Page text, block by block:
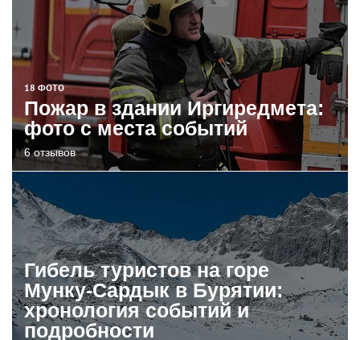
18 ФОТО
Пожар в здании Иргиредмета:
фото с места событий
6 отзывов
Гибель туристов на горе
Мунку-Сардык в Бурятии:
хронология событий и
подробности